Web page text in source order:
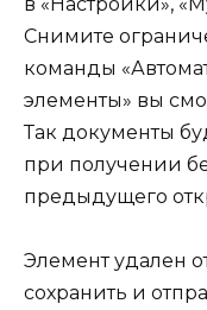
Снимите
команды
элементы» вы
Так документы
при получении
предыдущего
Элемент удален
сохранить и